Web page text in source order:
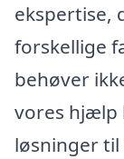
ekspertise,
forskellige
behøver
vores hjælp
løsninger til